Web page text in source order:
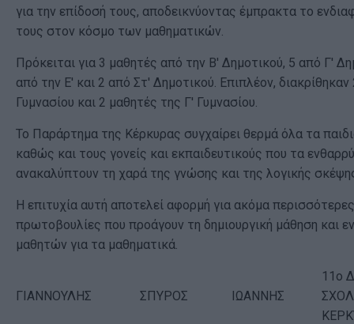
για την επίδοσή τους, αποδεικνύοντας έμπρακτα το
τους στον κόσμο των μαθηματικών.
Πρόκειται για 3 μαθητές από την Β' Δημοτικού, 5 από Γ'
από την Ε' και 2 από Στ' Δημοτικού. Επιπλέον,
Γυμνασίου και 2 μαθητές της Γ' Γυμνασίου.
Το Παράρτημα της Κέρκυρας συγχαίρει θερμά όλα τα
καθώς και τους γονείς και εκπαιδευτικούς που τα
ανακαλύπτουν τη χαρά της γνώσης και της λογικής
Η επιτυχία αυτή αποτελεί αφορμή για ακόμα
πρωτοβουλίες που προάγουν τη δημιουργική μάθηση και
μαθητών για τα μαθηματικά.
ΓΙΑΝΝΟΥΛΗΣ ΣΠΥΡΟΣ ΙΩΑΝΝΗΣ
11ο